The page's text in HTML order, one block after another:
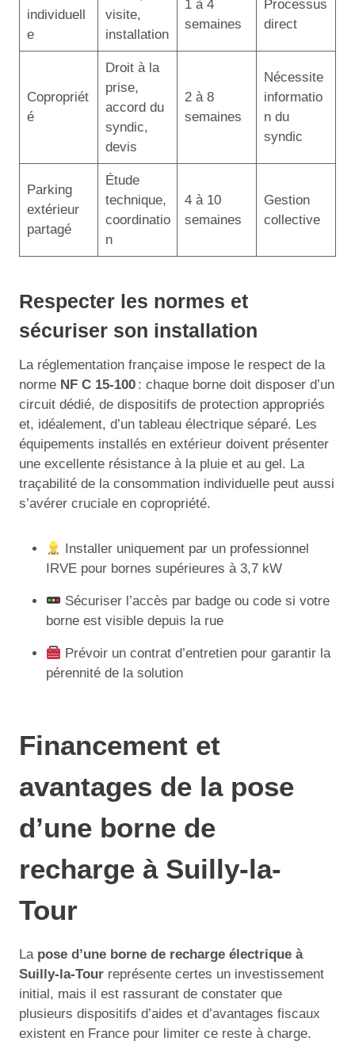
individuell
e
visite,
installation
1 à 4
semaines
Processus
direct
Copropriét
é
Droit à la
prise,
accord du
syndic,
devis
2 à 8
semaines
Nécessite
informatio
n du
syndic
Parking
extérieur
partagé
Étude
technique,
coordinatio
n
4 à 10
semaines
Gestion
collective
Respecter les normes et
sécuriser son installation
La réglementation française impose le respect de la
norme NF C 15-100 : chaque borne doit disposer d’un
circuit dédié, de dispositifs de protection appropriés
et, idéalement, d’un tableau électrique séparé. Les
équipements installés en extérieur doivent présenter
une excellente résistance à la pluie et au gel. La
traçabilité de la consommation individuelle peut aussi
s’avérer cruciale en copropriété.
Installer uniquement par un professionnel
IRVE pour bornes supérieures à 3,7 kW
Sécuriser l’accès par badge ou code si votre
borne est visible depuis la rue
Prévoir un contrat d’entretien pour garantir la
pérennité de la solution
Financement et
avantages de la pose
d’une borne de
recharge à Suilly-la-
Tour
La pose d’une borne de recharge électrique à
Suilly-la-Tour représente certes un investissement
initial, mais il est rassurant de constater que
plusieurs dispositifs d’aides et d’avantages fiscaux
existent en France pour limiter ce reste à charge.